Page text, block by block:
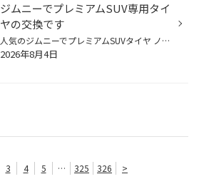
ジムニーでプレミアムSUV専用タイ
ヤの交換です
人気のジムニーでプレミアムSUVタイヤ ノーマルサイズで4本交換です 装着タイヤはこちら アレンザLX200 175/80R16 巷ではホワイトレタータイヤが人気がありますが あえてのブラック、そしてLX200は濃いめの ブラックが入ってます オンロードメインで使用されるとのことで 街乗り、高速の安定感を重...
2026年8月4日
3 4 5 … 325 326 >